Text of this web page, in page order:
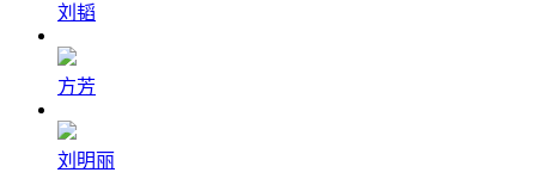
刘韬
方芳
刘明丽